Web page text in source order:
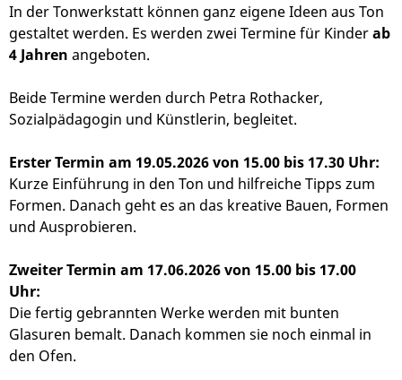
In der Tonwerkstatt können ganz eigene Ideen aus Ton
gestaltet werden. Es werden zwei Termine für Kinderab
4 Jahren angeboten.
Beide Termine werden durch Petra Rothacker,
Sozialpädagogin und Künstlerin, begleitet.
Erster Termin am 19.05.2026 von 15.00 bis 17.30 Uhr:
Kurze Einführung in den Ton und hilfreiche Tipps zum
Formen. Danach geht es an das kreative Bauen, Formen
und Ausprobieren.
Zweiter Termin am 17.06.2026 von 15.00 bis 17.00
Uhr:
Die fertig gebrannten Werke werden mit bunten
Glasuren bemalt. Danach kommen sie noch einmal in
den Ofen.